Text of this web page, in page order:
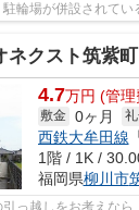
輪場が併設されて
ネクスト筑紫町
4.7万円 (管理
敷金 0ヶ月
西鉄大牟田線
1階 / 1K /
福岡県柳川市
っ越しをお考えな